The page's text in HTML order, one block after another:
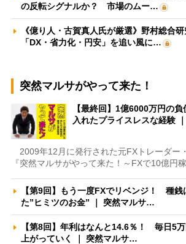
の反転シグナルか？ 市場のムー…
《億り人・古賀真人氏が厳選》野村総合
「DX・省力化・円安」を追い風に…
突然マルサがやって来た！
【最終回】1億6000万円の
入れたプライスレスな経験
2009年12月に発行された元FXトレーダー
『突然マルサがやって来た！～FXで10億円
【第9回】もう一度FXでリベンジ！ 種銭
た”ヒミツのお金” ｜ 突然マルサ…
【第8回】年利はなんと14.6％！ 毎日5
上がっていく ｜ 突然マルサ…